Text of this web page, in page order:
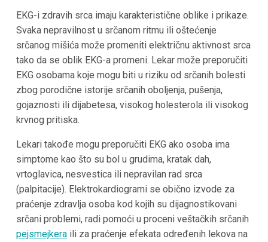
EKG-i zdravih srca imaju karakteristične oblike i prikaze.
Svaka nepravilnost u srčanom ritmu ili oštećenje
srčanog mišića može promeniti električnu aktivnost srca
tako da se oblik EKG-a promeni. Lekar može preporučiti
EKG osobama koje mogu biti u riziku od srčanih bolesti
zbog porodične istorije srčanih oboljenja, pušenja,
gojaznosti ili dijabetesa, visokog holesterola ili visokog
krvnog pritiska.
Lekari takođe mogu preporučiti EKG ako osoba ima
simptome kao što su bol u grudima, kratak dah,
vrtoglavica, nesvestica ili nepravilan rad srca
(palpitacije). Elektrokardiogrami se obično izvode za
praćenje zdravlja osoba kod kojih su dijagnostikovani
srčani problemi, radi pomoći u proceni veštačkih srčanih
pejsmejkeraili za praćenje efekata određenih lekova na